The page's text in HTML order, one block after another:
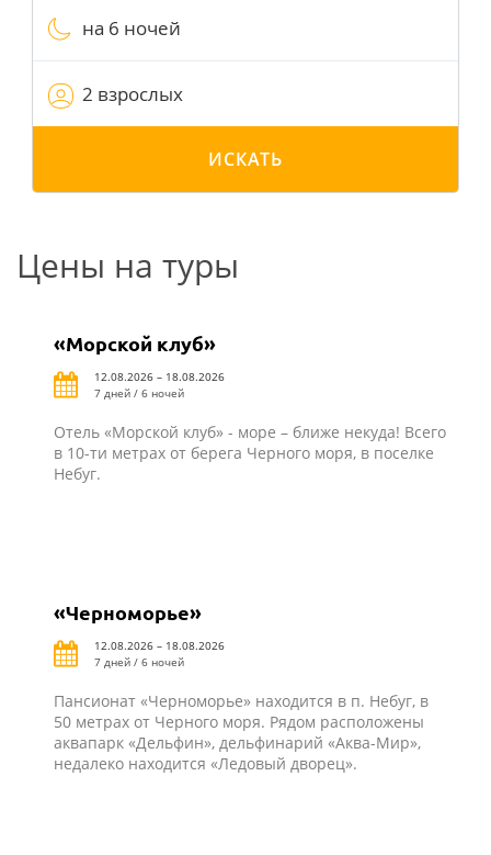
на 6 ночей
2 взрослых
ИСКАТЬ
Цены на туры
«Морской клуб»
12.08.2026 – 18.08.2026
7 дней / 6 ночей
Отель «Морской клуб» - море – ближе некуда! Всего
в 10-ти метрах от берега Черного моря, в поселке
Небуг.
«Черноморье»
12.08.2026 – 18.08.2026
7 дней / 6 ночей
Пансионат «Черноморье» находится в п. Небуг, в
50 метрах от Черного моря. Рядом расположены
аквапарк «Дельфин», дельфинарий «Аква-Мир»,
недалеко находится «Ледовый дворец».